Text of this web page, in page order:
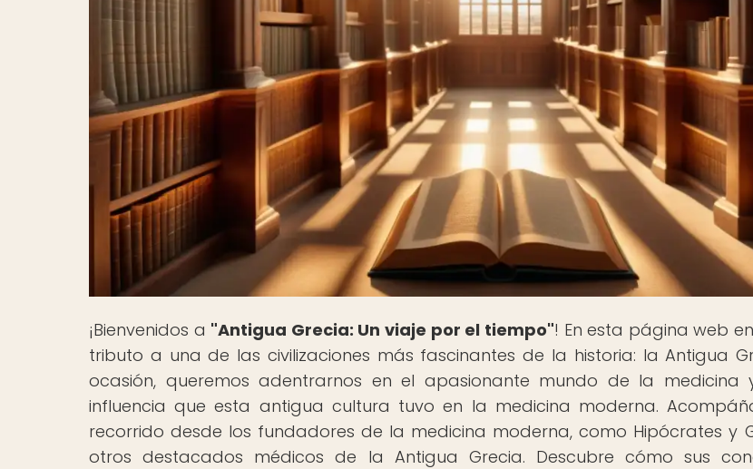
¡Bienvenidos a "Antigua Grecia: Un viaje por el tiempo"! En esta página web
tributo a una de las civilizaciones más fascinantes de la historia: la Antigua
ocasión, queremos adentrarnos en el apasionante mundo de la medicina
influencia que esta antigua cultura tuvo en la medicina moderna.
recorrido desde los fundadores de la medicina moderna, como Hipócrates y
otros destacados médicos de la Antigua Grecia. Descubre cómo sus